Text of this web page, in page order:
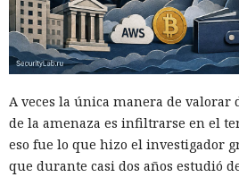
A veces la única manera de valorar
de la amenaza es infiltrarse en el
eso fue lo que hizo el investigador
que durante casi dos años estudió